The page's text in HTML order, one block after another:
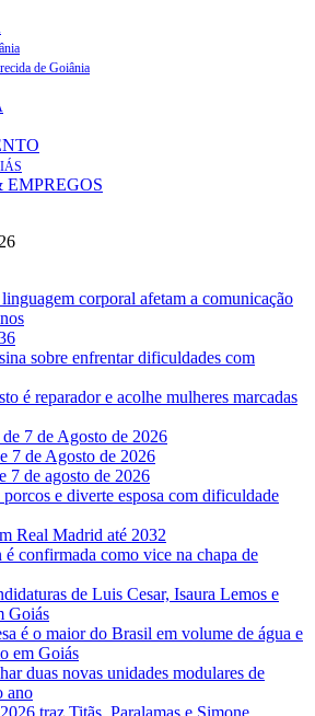
de Goiânia
EMPREGOS
corporal afetam a comunicação
sobre enfrentar dificuldades com
é reparador e acolhe mulheres marcadas
7 de Agosto de 2026
7 de Agosto de 2026
7 de agosto de 2026
e diverte esposa com dificuldade
Real Madrid até 2032
é confirmada como vice na chapa de
de Luis Cesar, Isaura Lemos e
Goiás
é o maior do Brasil em volume de água e
em Goiás
duas novas unidades modulares de
ano
traz Titãs, Paralamas e Simone